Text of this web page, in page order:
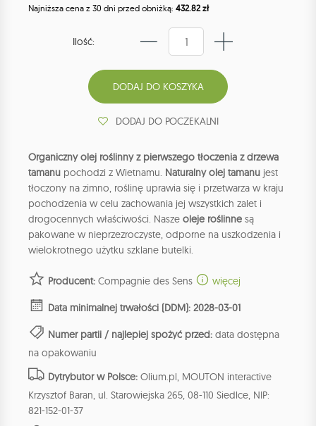
Najniższa cena z 30 dni przed obniżką: 432.82 zł
Ilość:
DODAJ DO POCZEKALNI
Organiczny olej roślinny z pierwszego tłoczenia z drzewa
tamanu pochodzi z Wietnamu. Naturalny olej tamanu jest
tłoczony na zimno, roślinę uprawia się i przetwarza w kraju
pochodzenia w celu zachowania jej wszystkich zalet i
drogocennych właściwości. Nasze oleje roślinne są
pakowane w nieprzezroczyste, odporne na uszkodzenia i
wielokrotnego użytku szklane butelki.
Producent: Compagnie des Sens więcej
Data minimalnej trwałości (DDM): 2028-03-01
Numer partii / najlepiej spożyć przed: data dostępna
na opakowaniu
Dytrybutor w Polsce: Olium.pl, MOUTON interactive
Krzysztof Baran, ul. Starowiejska 265, 08-110 Siedlce, NIP:
821-152-01-37